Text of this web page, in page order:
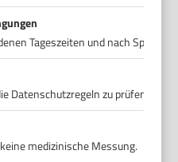
Tageszeiten und nach Sport.
Datenschutzregeln zu prüfen.
medizinische Messung.